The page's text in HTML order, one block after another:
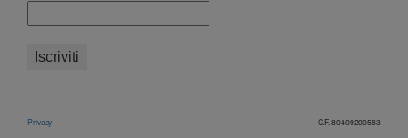
Privacy C.F. 80409200583